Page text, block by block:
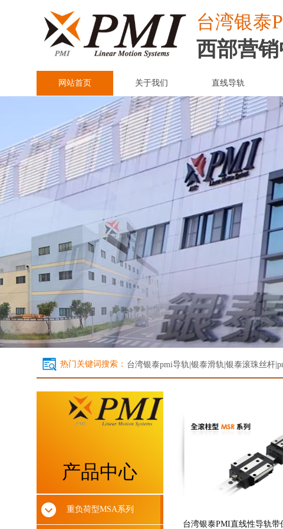
热门关键词搜索： 台湾银泰pmi导轨|银泰滑轨|银泰滚珠丝杆
台湾银泰PMI直线性导轨带
产品中心
重负荷型MSA系列
台湾银泰
西部营
网站首页 关于我们 直线导轨